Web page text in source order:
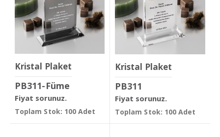
Kristal Plaket
PB311-Füme
Fiyat sorunuz.
Toplam Stok: 100 Adet
Kristal Plaket
PB311
Fiyat sorunuz.
Toplam Stok: 100 Adet